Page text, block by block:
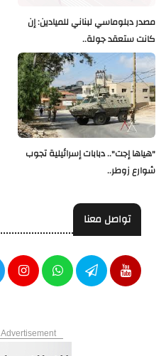
مصدر دبلوماسي لبناني للميادين: إن
كانت ستعقد جولة..
"هياها إجت".. دبابات إسرائيلية تجوب
شوارع زوطر..
تواصل معنا
Advertisement